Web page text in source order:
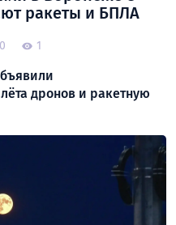
ракеты и БПЛА
0 1
дронов и ракетную